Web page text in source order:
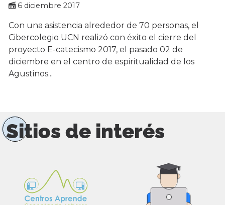
6 diciembre 2017
Con una asistencia alrededor de 70 personas, el
Cibercolegio UCN realizó con éxito el cierre del
proyecto E-catecismo 2017, el pasado 02 de
diciembre en el centro de espiritualidad de los
Agustinos...
Sitios de interés